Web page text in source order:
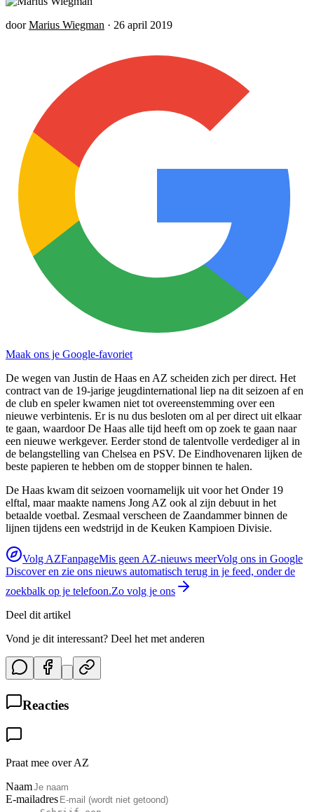
door Marius Wiegman · 26 april 2019
Maak ons je Google-favoriet
De wegen van Justin de Haas en AZ scheiden zich per direct. Het
contract van de 19-jarige jeugdinternational liep na dit seizoen af en
de club en speler kwamen niet tot overeenstemming over een
nieuwe verbintenis. Er is nu dus besloten om al per direct uit elkaar
te gaan, waardoor De Haas alle tijd heeft om op zoek te gaan naar
een nieuwe werkgever. Eerder stond de talentvolle verdediger al in
de belangstelling van Chelsea en PSV. De Eindhovenaren lijken de
beste papieren te hebben om de stopper binnen te halen.
De Haas kwam dit seizoen voornamelijk uit voor het Onder 19
elftal, maar maakte namens Jong AZ ook al zijn debuut in het
betaalde voetbal. Zesmaal verscheen de Zaandammer binnen de
lijnen tijdens een wedstrijd in de Keuken Kampioen Divisie.
Volg AZFanpageMis geen AZ-nieuws meerVolg ons in Google
Discover en zie ons nieuws automatisch terug in je feed, onder de
zoekbalk op je telefoon.Zo volg je ons
Deel dit artikel
Vond je dit interessant? Deel het met anderen
Reacties
Praat mee over AZ
Naam
E-mailadres